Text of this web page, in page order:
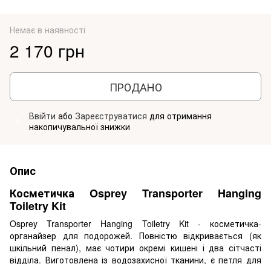
Немає в наявності
2 170 грн
ПРОДАНО
Ввійти або Зареєструватися для отримання
накопичувальної знижки
Опис
Косметичка Osprey Transporter Hanging
Toiletry Kit
Osprey Transporter Hanging Toiletry Kit - косметичка-
органайзер для подорожей. Повністю відкривається (як
шкільний пенал), має чотири окремі кишені і два сітчасті
відділа. Виготовлена із водозахисної тканини, є петля для